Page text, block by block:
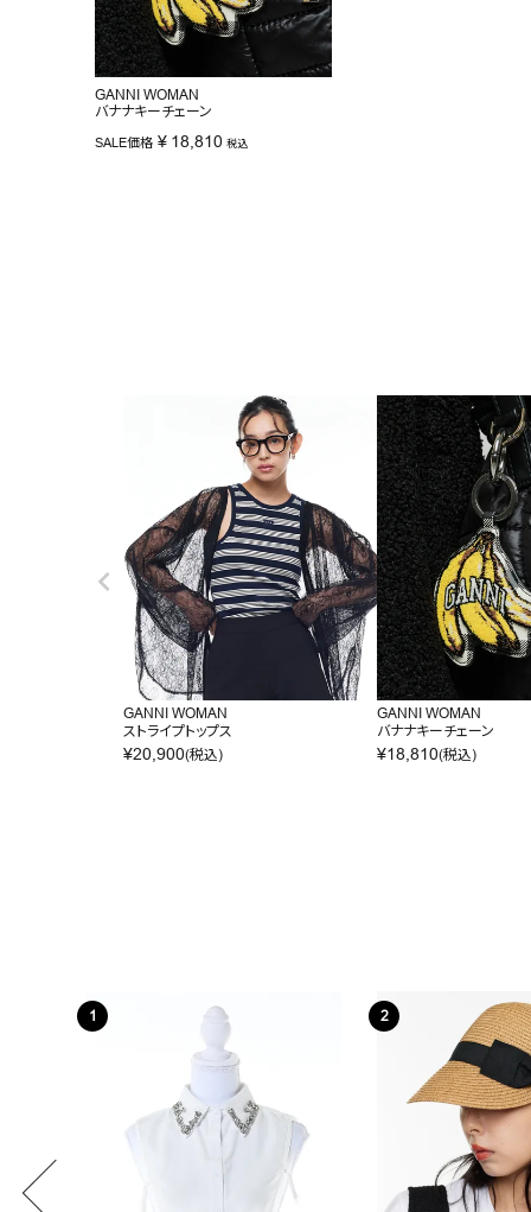
GANNI WOMAN
バナナキーチェーン
SALE価格 ¥ 18,810 税込
GANNI WOMAN
ストライプトップス
¥20,900(税込)
GANNI WOMAN
バナナキーチェーン
¥18,810(税込)